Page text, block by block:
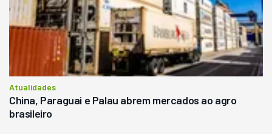
Atualidades
China, Paraguai e Palau abrem mercados ao agro
brasileiro